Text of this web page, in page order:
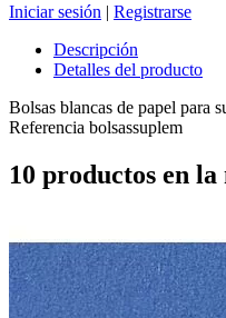
Iniciar sesión | Registrarse
Descripción
Detalles del producto
Bolsas blancas de papel para
Referencia bolsassuplem
10 productos en